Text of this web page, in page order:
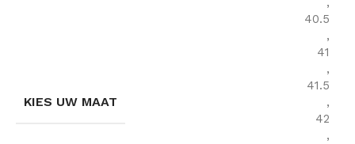
KIES UW MAAT
40.5
,
41
,
41.5
,
42
,